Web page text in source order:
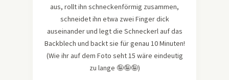
aus, rollt ihn schneckenförmig zusammen,
schneidet ihn etwa zwei Finger dick
auseinander und legt die Schneckerl auf das
Backblech und backt sie für genau 10 Minuten!
(Wie ihr auf dem Foto seht 15 wäre eindeutig
zu lange 🤪🤪🤪)